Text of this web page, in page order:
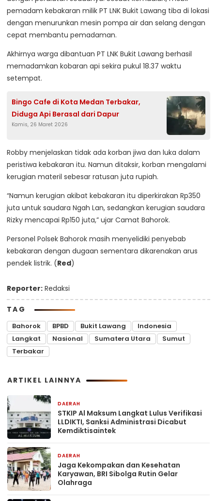
pemadam kebakaran milik PT LNK Bukit Lawang tiba di lokasi
dengan menurunkan mesin pompa air dan selang dengan
cepat membantu pemadaman.
Akhirnya warga dibantuan PT LNK Bukit Lawang berhasil
memadamkan kobaran api sekira pukul 18.37 waktu
setempat.
Bingo Cafe di Kota Medan Terbakar,
Diduga Api Berasal dari Dapur
Kamis, 26 Maret 2026
Robby menjelaskan tidak ada korban jiwa dan luka dalam
peristiwa kebakaran itu. Namun ditaksir, korban mengalami
kerugian materil sebesar ratusan juta rupiah.
“Namun kerugian akibat kebakaran itu diperkirakan Rp350
juta untuk saudara Ngah Lan, sedangkan kerugian saudara
Rizky mencapai Rp150 juta,” ujar Camat Bahorok.
Personel Polsek Bahorok masih menyelidiki penyebab
kebakaran dengan dugaan sementara dikarenakan arus
pendek listrik. (Red)
Reporter: Redaksi
TAG
Bahorok BPBD Bukit Lawang
Indonesia
Langkat
Nasional Sumatera Utara
Sumut
Terbakar
ARTIKEL LAINNYA
DAERAH
STKIP Al Maksum Langkat Lulus Verifikasi
LLDIKTI, Sanksi Administrasi Dicabut
Kemdiktisaintek
DAERAH
Jaga Kekompakan dan Kesehatan
Karyawan, BRI Sibolga Rutin Gelar
Olahraga